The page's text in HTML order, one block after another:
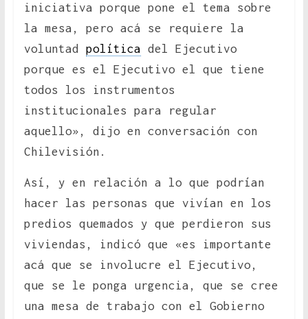
iniciativa porque pone el tema sobre
la mesa, pero acá se requiere la
voluntad política del Ejecutivo
porque es el Ejecutivo el que tiene
todos los instrumentos
institucionales para regular
aquello», dijo en conversación con
Chilevisión.
Así, y en relación a lo que podrían
hacer las personas que vivían en los
predios quemados y que perdieron sus
viviendas, indicó que «es importante
acá que se involucre el Ejecutivo,
que se le ponga urgencia, que se cree
una mesa de trabajo con el Gobierno